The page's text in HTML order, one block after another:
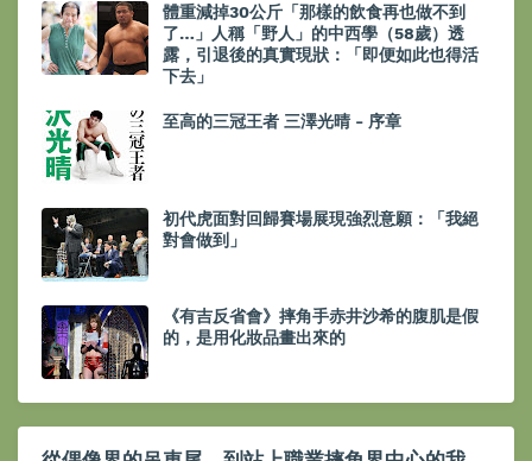
體重減掉30公斤「那樣的飲食再也做不到
了…」人稱「野人」的中西學（58歲）透
露，引退後的真實現狀：「即便如此也得活
下去」
至高的三冠王者 三澤光晴 - 序章
初代虎面對回歸賽場展現強烈意願：「我絕
對會做到」
《有吉反省會》摔角手赤井沙希的腹肌是假
的，是用化妝品畫出來的